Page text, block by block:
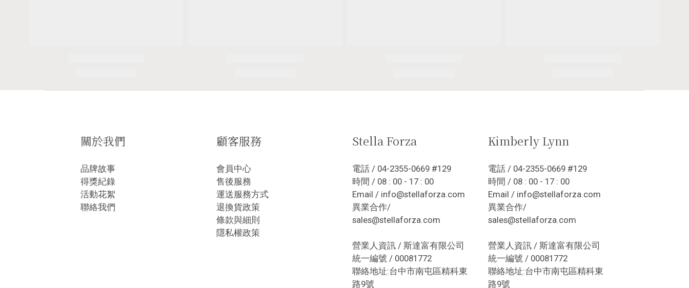
關於我們
品牌故事
得獎紀錄
活動花絮
聯絡我們
顧客服務
會員中心
售後服務
運送服務方式
退換貨政策
條款與細則
隱私權政策
Stella Forza
電話 / 04-2355-0669 #129
時間 / 08 : 00 - 17 : 00
Email / info@stellaforza.com
異業合作/
sales@stellaforza.com
營業人資訊 / 斯達富有限公司
統一編號 / 00081772
聯絡地址:台中市南屯區精科東
路9號
Kimberly Lynn
電話 / 04-2355-0669 #129
時間 / 08 : 00 - 17 : 00
Email / info@stellaforza.com
異業合作/
sales@stellaforza.com
營業人資訊 / 斯達富有限公司
統一編號 / 00081772
聯絡地址:台中市南屯區精科東
路9號